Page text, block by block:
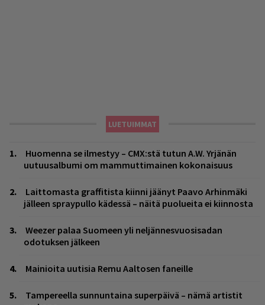
LUETUIMMAT
Huomenna se ilmestyy – CMX:stä tutun A.W. Yrjänän
uutuusalbumi om mammuttimainen kokonaisuus
Laittomasta graffitista kiinni jäänyt Paavo Arhinmäki
jälleen spraypullo kädessä – näitä puolueita ei kiinnosta
Weezer palaa Suomeen yli neljännesvuosisadan
odotuksen jälkeen
Mainioita uutisia Remu Aaltosen faneille
Tampereella sunnuntaina superpäivä – nämä artistit